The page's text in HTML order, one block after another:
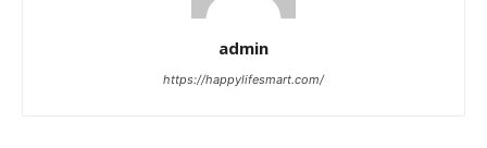
admin
https://happylifesmart.com/